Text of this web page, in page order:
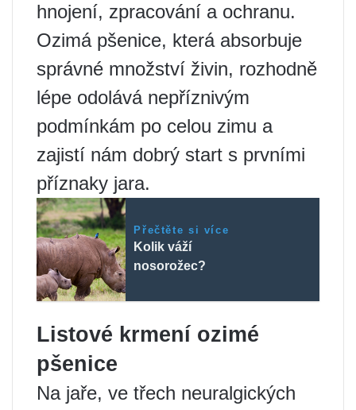
hnojení, zpracování a ochranu.
Ozimá pšenice, která absorbuje
správné množství živin, rozhodně
lépe odolává nepříznivým
podmínkám po celou zimu a
zajistí nám dobrý start s prvními
příznaky jara.
Přečtěte si více
Kolik váží
nosorožec?
Listové krmení ozimé
pšenice
Na jaře, ve třech neuralgických